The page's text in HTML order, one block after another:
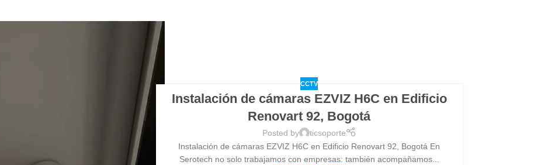
CCTV
Instalación de cámaras EZVIZ H6C en Edificio
Renovart 92, Bogotá
Posted by
ticsoporte
Instalación de cámaras EZVIZ H6C en Edificio Renovart 92, Bogotá En
Serotech no solo trabajamos con empresas: también acompañamos...